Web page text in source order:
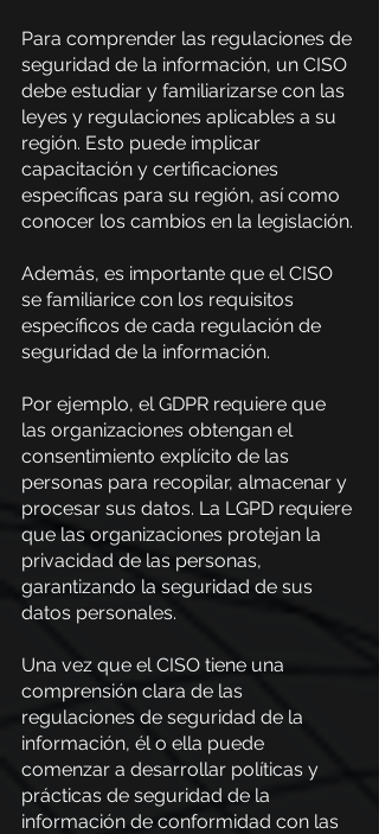
Para comprender las regulaciones de
seguridad de la información, un CISO
debe estudiar y familiarizarse con las
leyes y regulaciones aplicables a su
región. Esto puede implicar
capacitación y certificaciones
específicas para su región, así como
conocer los cambios en la legislación.
Además, es importante que el CISO
se familiarice con los requisitos
específicos de cada regulación de
seguridad de la información.
Por ejemplo, el GDPR requiere que
las organizaciones obtengan el
consentimiento explícito de las
personas para recopilar, almacenar y
procesar sus datos. La LGPD requiere
que las organizaciones protejan la
privacidad de las personas,
garantizando la seguridad de sus
datos personales.
Una vez que el CISO tiene una
comprensión clara de las
regulaciones de seguridad de la
información, él o ella puede
comenzar a desarrollar políticas y
prácticas de seguridad de la
información de conformidad con las